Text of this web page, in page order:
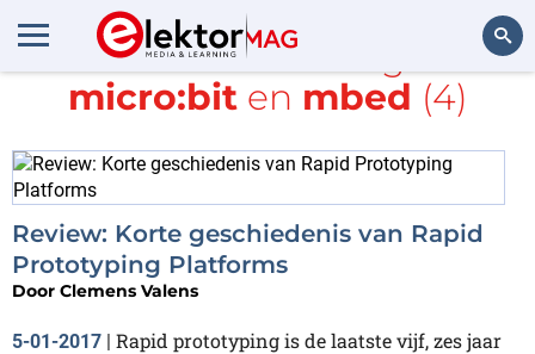
Zoeken
Alle items met de tags
BBC
micro:bit en mbed (4)
Review: Korte geschiedenis van Rapid
Prototyping Platforms
Door Clemens Valens
5-01-2017 | Rapid prototyping is de laatste vijf, zes jaar